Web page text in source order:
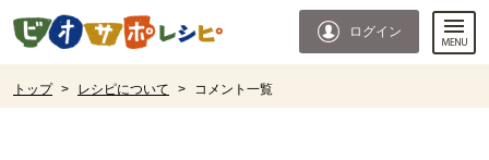
ページの先頭です。
ログイン
トップ > レシピについて > コメント一覧